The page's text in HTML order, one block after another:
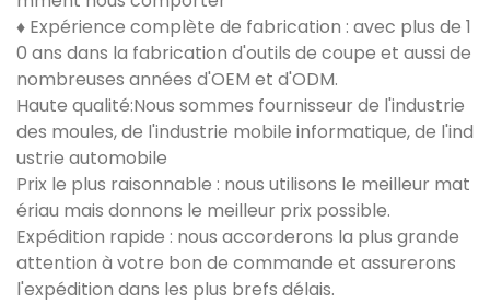
♦ Expérience complète de fabrication : avec plus de 1
0 ans dans la fabrication d'outils de coupe et aussi de
nombreuses années d'OEM et d'ODM.
Haute qualité:Nous sommes fournisseur de l'industrie
des moules, de l'industrie mobile informatique, de l'ind
ustrie automobile
Prix ​​le plus raisonnable : nous utilisons le meilleur mat
ériau mais donnons le meilleur prix possible.
Expédition rapide : nous accorderons la plus grande
attention à votre bon de commande et assurerons
l'expédition dans les plus brefs délais.